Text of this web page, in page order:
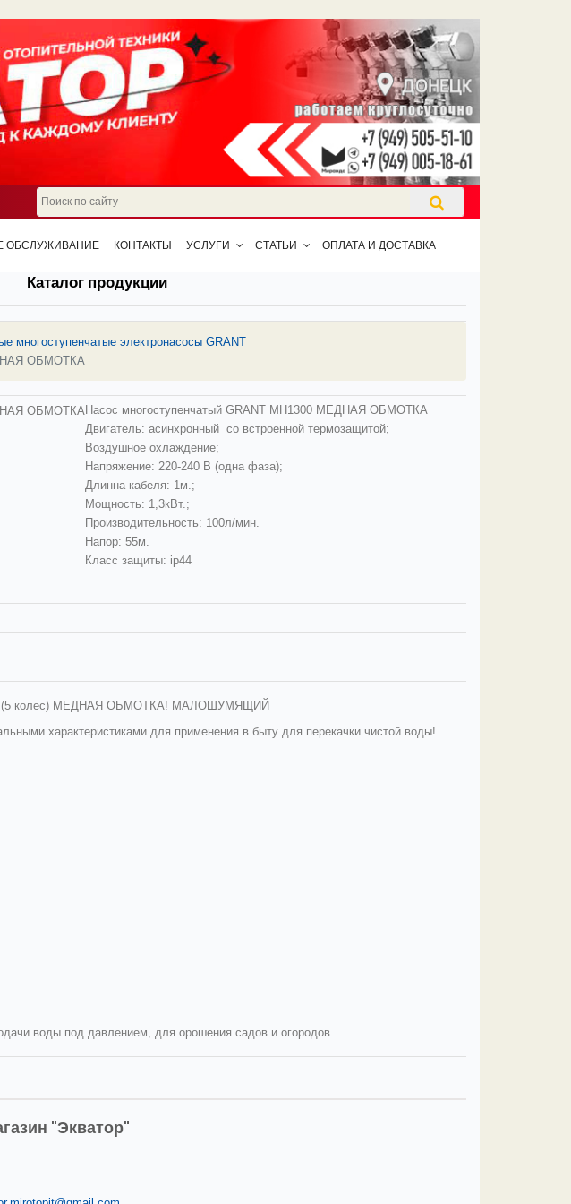
ОБСЛУЖИВАНИЕ КОНТАКТЫ УСЛУГИ СТАТЬИ ОПЛАТА И ДОСТАВКА
Каталог продукции
многоступенчатые электронасосы GRANT
ОБМОТКА
Насос многоступенчатый GRANT MH1300 МЕДНАЯ ОБМОТКА
Двигатель: асинхронный со встроенной термозащитой;
Воздушное охлаждение;
Напряжение: 220-240 В (одна фаза);
Длинна кабеля: 1м.;
Мощность: 1,3кВт.;
Производительность: 100л/мин.
Напор: 55м.
Класс защиты: ip44
(5 колес) МЕДНАЯ ОБМОТКА! МАЛОШУМЯЩИЙ
характеристиками для применения в быту для перекачки чистой воды!
воды под давлением, для орошения садов и огородов.
"Экватор"